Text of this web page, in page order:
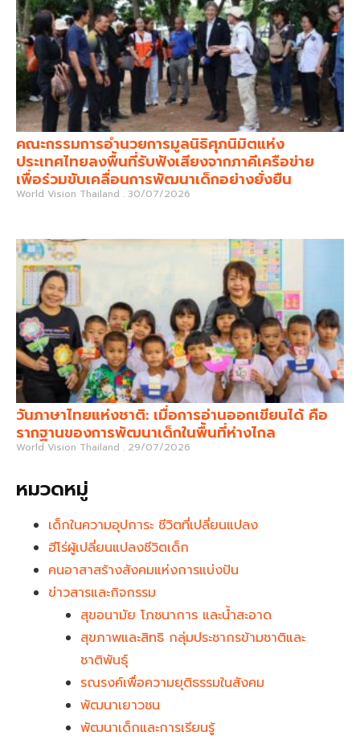
คณะกรรมการอำนวยการมูลนิธิศุภนิมิตแห่ง
ประเทศไทยลงพื้นที่รับฟังเสียงจากภาคีเครือข่าย
เพื่อร่วมขับเคลื่อนการพัฒนาเด็กอย่างยั่งยืน
World Vision Thailand 30/07/2026
วันภาษาไทยแห่งชาติ: เมื่อการอ่านออกเขียนได้ คือ
รากฐานของการพัฒนาเด็กในพื้นที่ห่างไกล
World Vision Thailand 29/07/2026
หมวดหมู่
เด็กในความอุปการะ ชีวิตที่เปลี่ยนแปลง
ฮีโร่ผู้เปลี่ยนแปลงชีวิตเด็ก
คนอาสาสร้างสังคมแห่งการแบ่งปัน
ข่าวสารและกิจกรรม
สุขอนามัย โภชนาการ และน้ำสะอาด
สุขภาพและสิทธิ กลุ่มประชากรข้ามชาติและ
ชาติพันธุ์
รณรงค์เพื่อความยุติธรรมในสังคม
พัฒนาเยาวชน
พัฒนาเด็กและการเรียนรู้